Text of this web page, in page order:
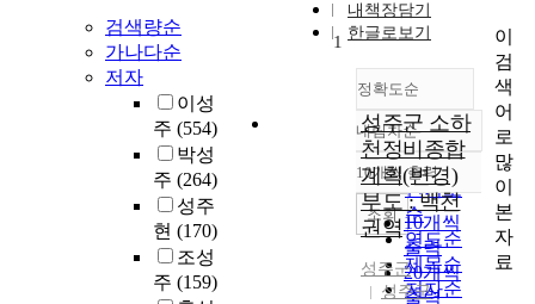
검색량순
가나다순
저자
이성
주 (554)
박성
주 (264)
성주
현 (170)
조성
주 (159)
내책장담기
한글로보기
정확도순
정확도
순
인기도
순
연도순
제목순
저자순
내림차순
내림차순
10개씩 출력
10개씩
출력
20개씩
출력
조회
1
성주군 소하
천정비종합
계획(변경)
부도 : 백천
권역
성주군
성주군
이
검
색
어
로
많
이
본
자
료